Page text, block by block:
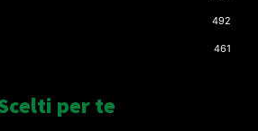
492
461
per te